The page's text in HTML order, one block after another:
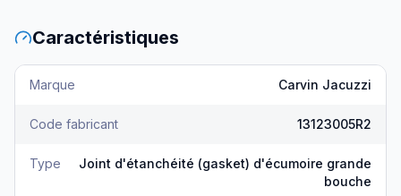
Caractéristiques
Marque Carvin Jacuzzi
Code fabricant 13123005R2
Type
Joint d'étanchéité (gasket) d'écumoire grande
bouche